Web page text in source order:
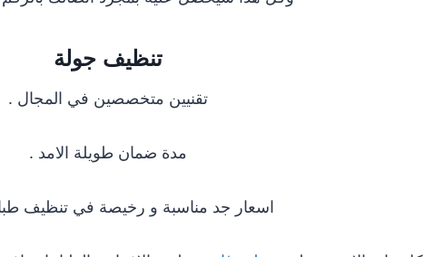
تنظيف جولة
تقنيين متخصصين في المجال .
مدة ضمان طويلة الامد .
اسعار جد مناسبة و رخيصة في تنظيف